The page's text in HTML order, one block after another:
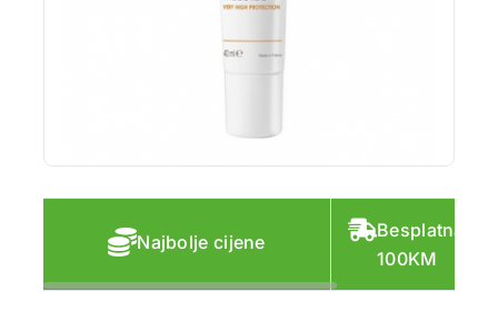
Najbolje cijene
Besplatna
100KM